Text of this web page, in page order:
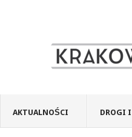
AKTUALNOŚCI DROGI